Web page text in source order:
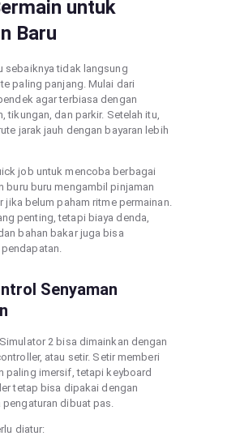
untuk
Baru
sebaiknya tidak langsung
paling panjang. Mulai dari
agar terbiasa dengan
tikungan, dan parkir. Setelah itu,
jarak jauh dengan bayaran lebih
job untuk mencoba berbagai
buru buru mengambil pinjaman
jika belum paham ritme permainan.
penting, tetapi biaya denda,
bahan bakar juga bisa
Senyaman
2 bisa dimainkan dengan
atau setir. Setir memberi
paling imersif, tetapi keyboard
tetap bisa dipakai dengan
pengaturan dibuat pas.
diatur: